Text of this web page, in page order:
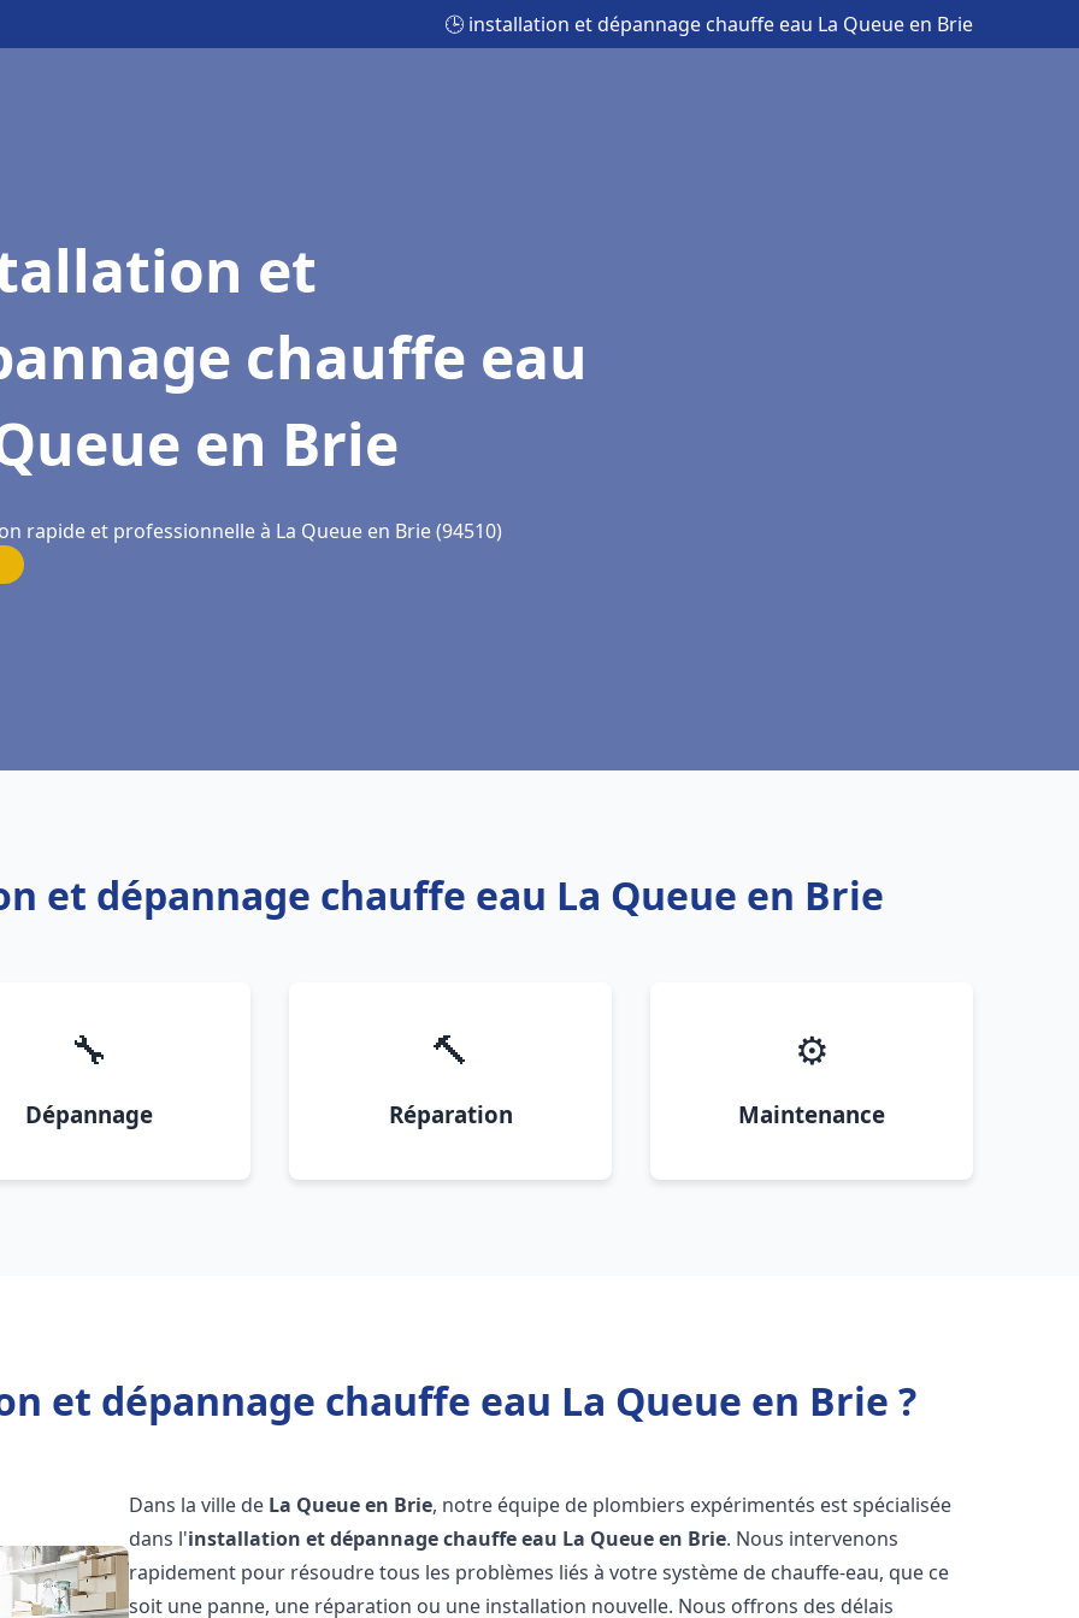
🕒 installation et dépannage chauffe eau La Queue en Brie
et
chauffe eau
en Brie
rapide et professionnelle à La Queue en Brie (94510)
et dépannage chauffe eau La Queue en Brie
🔧
Dépannage
🔨
Réparation
⚙️
Maintenance
et dépannage chauffe eau La Queue en Brie ?
Dans la ville de La Queue en Brie, notre équipe de plombiers expérimentés est spécialisée
dans l'installation et dépannage chauffe eau La Queue en Brie. Nous intervenons
rapidement pour résoudre tous les problèmes liés à votre système de chauffe-eau, que ce
soit une panne, une réparation ou une installation nouvelle. Nous offrons des délais